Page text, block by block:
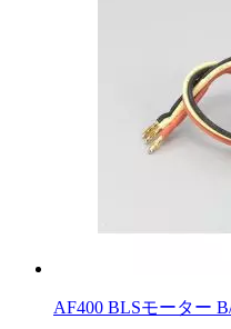
AF400 BLSモーター